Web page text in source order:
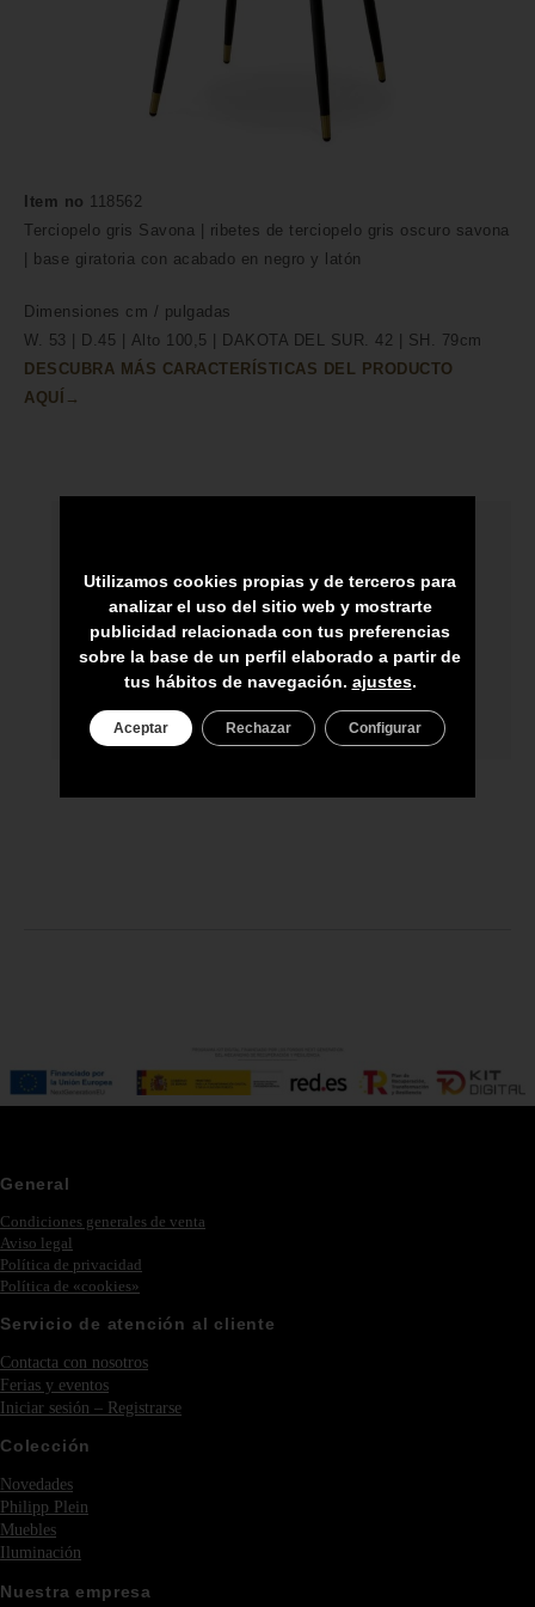
Item no 118562
Terciopelo gris Savona | ribetes de terciopelo gris oscuro savona
| base giratoria con acabado en negro y latón
Dimensiones cm / pulgadas
W. 53 | D.45 | Alto 100,5 | DAKOTA DEL SUR. 42 | SH. 79cm
DESCUBRA MÁS CARACTERÍSTICAS DEL PRODUCTO
AQUÍ→
ARTESANOS
ENVÍO A TODA CANARIAS
ASESORAMIENTO PERSONAL
PRECIO DEL PRODUCTO NO INCLUYE
IGIC
General
Condiciones generales de venta
Aviso legal
Política de privacidad
Política de «cookies»
Servicio de atención al cliente
Contacta con nosotros
Ferias y eventos
Iniciar sesión – Registrarse
Colección
Novedades
Philipp Plein
Muebles
Iluminación
Nuestra empresa
Utilizamos cookies propias y de terceros para
analizar el uso del sitio web y mostrarte
publicidad relacionada con tus preferencias
sobre la base de un perfil elaborado a partir de
tus hábitos de navegación. ajustes.
Aceptar Rechazar Configurar